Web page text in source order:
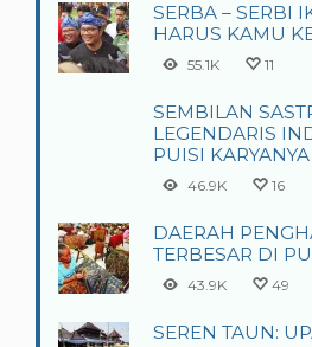
SERBA – SERBI
HARUS KAMU
55.1K 11
SEMBILAN
LEGENDARIS
PUISI KARYANYA
46.9K 16
DAERAH
TERBESAR DI
43.9K 49
SEREN TAUN: